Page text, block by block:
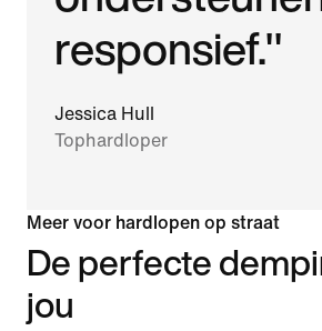
responsief."
Jessica Hull
Tophardloper
Meer voor hardlopen op straat
De perfecte
jou